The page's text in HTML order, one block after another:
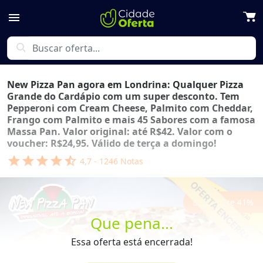
menu
search
Que pena...
Essa oferta está encerrada!
New Pizza Pan agora em Londrina: Qualquer Pizza
Grande do Cardápio com um super desconto. Tem
Pepperoni com Cream Cheese, Palmito com Cheddar,
Frango com Palmito e mais 45 Sabores com a famosa
Massa Pan. Valor original: até R$42. Valor com o
voucher: R$24,95. Válido de terça a domingo!
starstarstarstarstar_half 4,7 - 1246 Notas
Economize 41 %